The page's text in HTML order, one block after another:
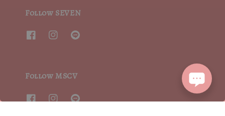
Follow SEVEN
Follow MSCV